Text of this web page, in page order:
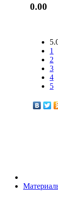
0.00
1
2
3
4
5